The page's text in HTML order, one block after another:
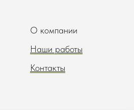
О компании
Наши работы
Контакты